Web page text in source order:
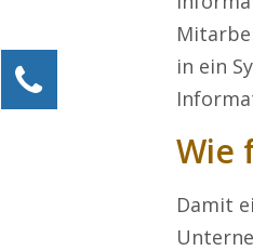
in ein
Wie
Damit
Kontaktieren Sie